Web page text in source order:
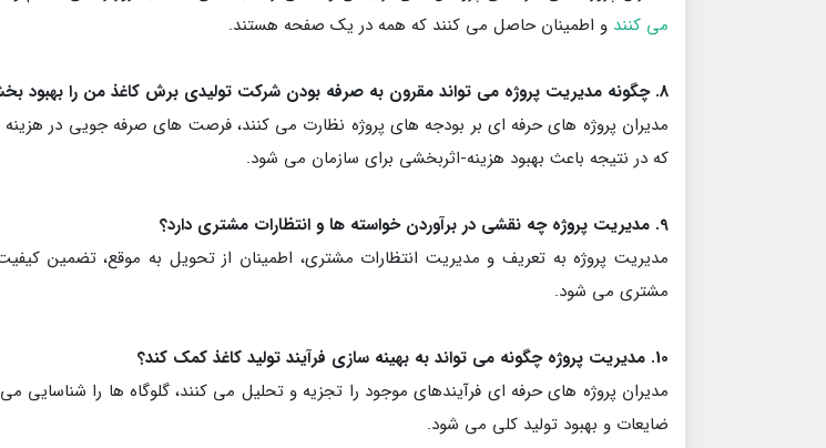
می کنند و اطمینان حاصل می کنند که همه در یک صفحه هستند.
8. چگونه مدیریت پروژه می تواند مقرون به صرفه بودن شرکت تولیدی برش کاغذ من را بهبود بخشد؟
مدیران پروژه های حرفه ای بر بودجه های پروژه نظارت می کنند، فرصت های صرفه جویی در هزینه
که در نتیجه باعث بهبود هزینه-اثربخشی برای سازمان می شود.
9. مدیریت پروژه چه نقشی در برآوردن خواسته ها و انتظارات مشتری دارد؟
مدیریت پروژه به تعریف و مدیریت انتظارات مشتری، اطمینان از تحویل به موقع، تضمین
مشتری می شود.
10. مدیریت پروژه چگونه می تواند به بهینه سازی فرآیند تولید کاغذ کمک کند؟
مدیران پروژه های حرفه ای فرآیندهای موجود را تجزیه و تحلیل می کنند، گلوگاه ها را شناسایی
ضایعات و بهبود تولید کلی می شود.